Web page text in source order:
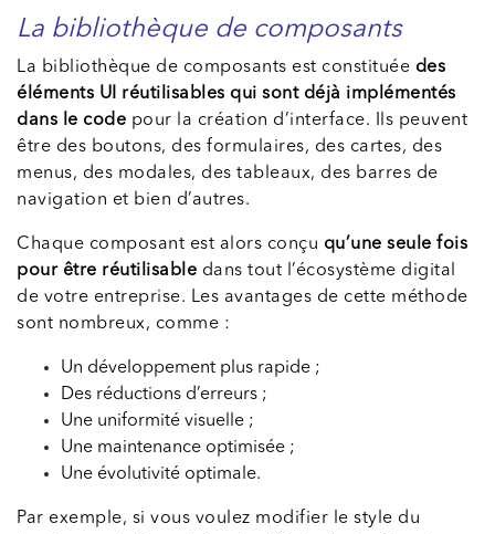
La bibliothèque de composants
La bibliothèque de composants est constituée des
éléments UI réutilisables qui sont déjà implémentés
dans le code pour la création d’interface. Ils peuvent
être des boutons, des formulaires, des cartes, des
menus, des modales, des tableaux, des barres de
navigation et bien d’autres.
Chaque composant est alors conçu qu’une seule fois
pour être réutilisable dans tout l’écosystème digital
de votre entreprise. Les avantages de cette méthode
sont nombreux, comme :
Un développement plus rapide ;
Des réductions d’erreurs ;
Une uniformité visuelle ;
Une maintenance optimisée ;
Une évolutivité optimale.
Par exemple, si vous voulez modifier le style du